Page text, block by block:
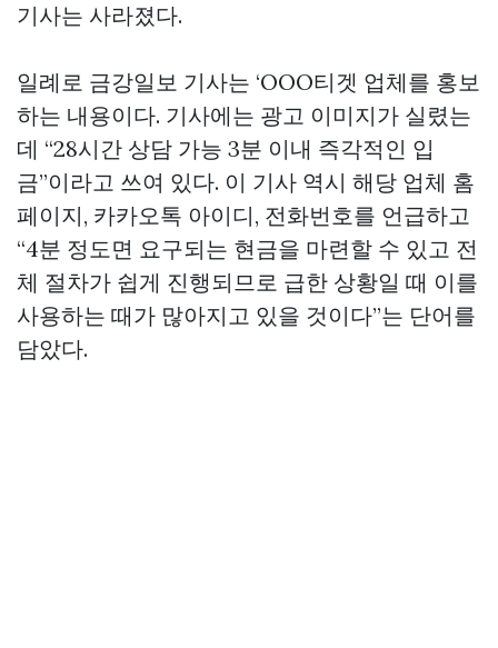
기사는 사라졌다.
일례로 금강일보 기사는 ‘OOO티겟 업체를 홍보
하는 내용이다. 기사에는 광고 이미지가 실렸는
데 “28시간 상담 가능 3분 이내 즉각적인 입
금”이라고 쓰여 있다. 이 기사 역시 해당 업체 홈
페이지, 카카오톡 아이디, 전화번호를 언급하고
“4분 정도면 요구되는 현금을 마련할 수 있고 전
체 절차가 쉽게 진행되므로 급한 상황일 때 이를
사용하는 때가 많아지고 있을 것이다”는 단어를
담았다.